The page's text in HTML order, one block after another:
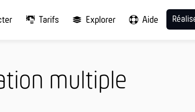
Tarifs Explorer Aide
multiple